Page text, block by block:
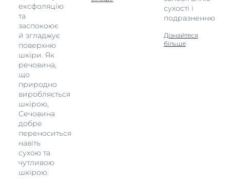
ексфоляцію
та
заспокоює
й згладжує
поверхню
шкіри. Як
речовина,
що
природно
виробляється
шкірою,
Сечовина
добре
переноситься
навіть
сухою та
чутливою
шкірою.
сухості і
подразненню
Дізнайтеся
більше